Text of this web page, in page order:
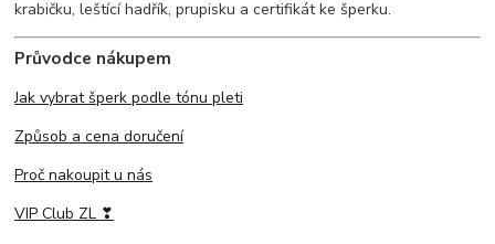
krabičku, leštící hadřík, prupisku a certifikát ke šperku.
Průvodce nákupem
Jak vybrat šperk podle tónu pleti
Způsob a cena doručení
Proč nakoupit u nás
VIP Club ZL ❣